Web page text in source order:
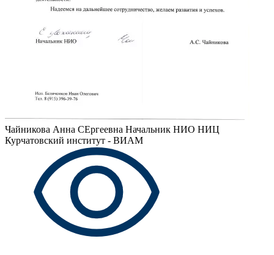
Чайникова Анна СЕргеевна Начальник НИО НИЦ
Курчатовский институт - ВИАМ